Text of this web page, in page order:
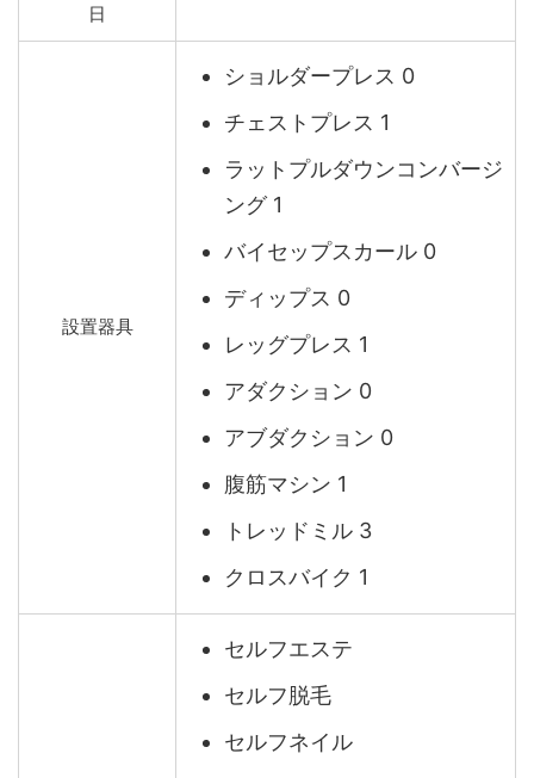
日
設置器具
ショルダープレス 0
チェストプレス 1
ラットプルダウンコンバージ
ング 1
バイセップスカール 0
ディップス 0
レッグプレス 1
アダクション 0
アブダクション 0
腹筋マシン 1
トレッドミル 3
クロスバイク 1
セルフエステ
セルフ脱毛
セルフネイル